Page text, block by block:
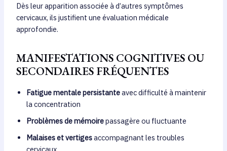
Dès leur apparition associée à d’autres symptômes
cervicaux, ils justifient une évaluation médicale
approfondie.
MANIFESTATIONS COGNITIVES OU
SECONDAIRES FRÉQUENTES
Fatigue mentale persistanteavec difficulté à maintenir
la concentration
Problèmes de mémoirepassagère ou fluctuante
Malaises et vertigesaccompagnant les troubles